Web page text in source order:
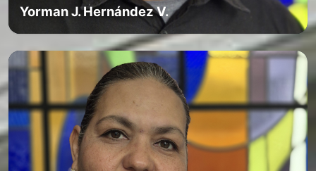
Yorman J. Hernández V.